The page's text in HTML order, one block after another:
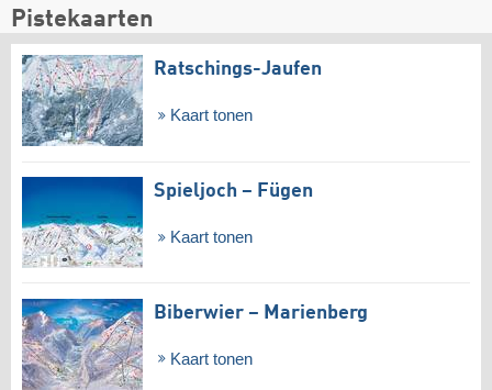
Pistekaarten
Ratschings-Jaufen
Kaart tonen
Spieljoch – Fügen
Kaart tonen
Biberwier – Marienberg
Kaart tonen